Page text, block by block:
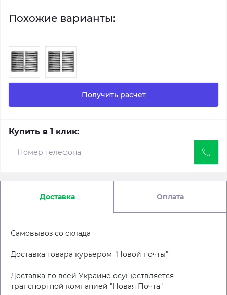
Похожие варианты:
Получить расчет
Купить в 1 клик:
Доставка Оплата
Самовывоз со склада
Доставка товара курьером "Новой почты"
Доставка по всей Украине осуществляется
транспортной компанией "Новая Почта"